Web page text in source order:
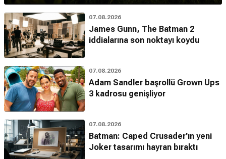
07.08.2026
James Gunn, The Batman 2
iddialarına son noktayı koydu
07.08.2026
Adam Sandler başrollü Grown Ups
3 kadrosu genişliyor
07.08.2026
Batman: Caped Crusader'ın yeni
Joker tasarımı hayran bıraktı